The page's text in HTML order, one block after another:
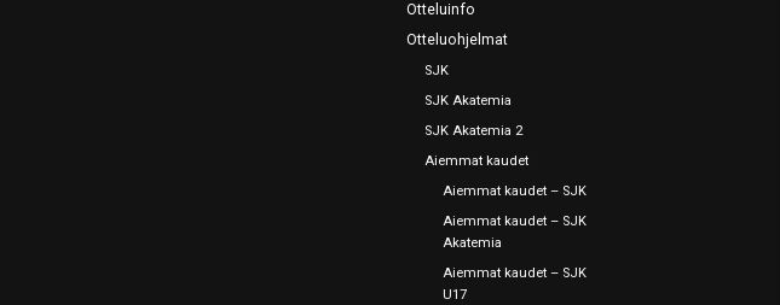
Otteluinfo
Otteluohjelmat
SJK
SJK Akatemia
SJK Akatemia 2
Aiemmat kaudet
Aiemmat kaudet – SJK
Aiemmat kaudet – SJK
Akatemia
Aiemmat kaudet – SJK
U17